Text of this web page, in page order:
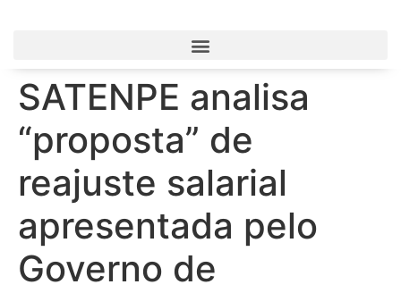
SATENPE analisa
“proposta” de
reajuste salarial
apresentada pelo
Governo de